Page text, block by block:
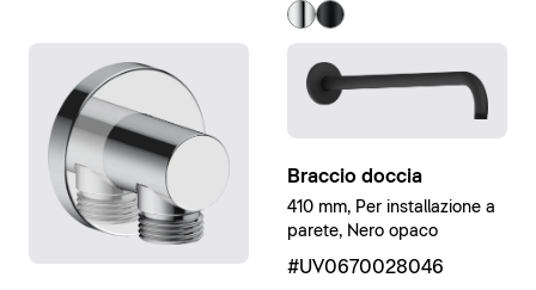
Braccio doccia
410 mm, Per installazione a
parete, Nero opaco
#UV0670028046